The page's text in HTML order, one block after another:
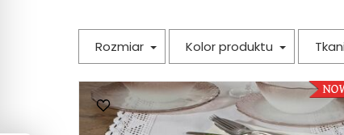
Rozmiar
Kolor produktu